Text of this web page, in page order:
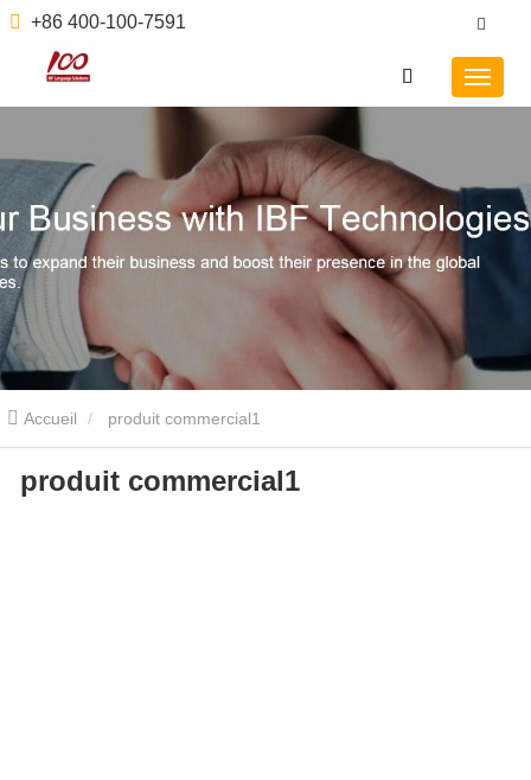
+86 400-100-7591
Accueil produit commercial1
produit commercial1